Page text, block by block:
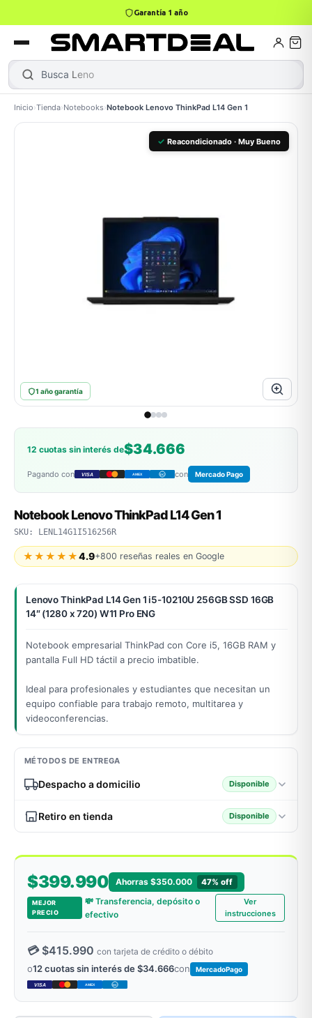
4,9 · +800 reseñas Google
Busca Lenovo Thi
Inicio›Tienda›Notebooks›Notebook Lenovo ThinkPad L14 Gen 1
✓ Reacondicionado · Muy Bueno
1 año garantía
12 cuotas sin interés de$34.666
Pagando con VISA AMEX DC con Mercado Pago
Notebook Lenovo ThinkPad L14 Gen 1
SKU: LENL14G1I516256R
★★★★★4.9+800 reseñas reales en Google
Lenovo ThinkPad L14 Gen 1 i5-10210U 256GB SSD 16GB
14″ (1280 x 720) W11 Pro ENG
Notebook empresarial ThinkPad con Core i5, 16GB RAM y
pantalla Full HD táctil a precio imbatible.
Ideal para profesionales y estudiantes que necesitan un
equipo confiable para trabajo remoto, multitarea y
videoconferencias.
MÉTODOS DE ENTREGA
Despacho a domicilio Disponible
Retiro en tienda Disponible
$399.990 Ahorras $350.000 47% off
MEJOR
PRECIO
💸 Transferencia, depósito o
efectivo
Ver
instrucciones
💳 $415.990 con tarjeta de crédito o débito
o12 cuotas sin interés de $34.666con MercadoPago
VISA AMEX DC